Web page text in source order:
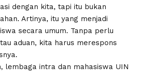
dengan kita, tapi itu bukan
Artinya, itu yang menjadi
secara umum. Tanpa perlu
aduan, kita harus merespons
lembaga intra dan mahasiswa UIN